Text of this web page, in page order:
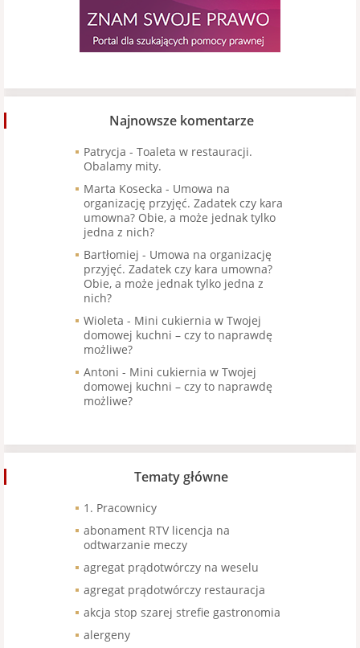
Najnowsze komentarze
Patrycja - Toaleta w restauracji.
Obalamy mity.
Marta Kosecka - Umowa na
organizację przyjęć. Zadatek czy kara
umowna? Obie, a może jednak tylko
jedna z nich?
Bartłomiej - Umowa na organizację
przyjęć. Zadatek czy kara umowna?
Obie, a może jednak tylko jedna z
nich?
Wioleta - Mini cukiernia w Twojej
domowej kuchni – czy to naprawdę
możliwe?
Antoni - Mini cukiernia w Twojej
domowej kuchni – czy to naprawdę
możliwe?
Tematy główne
1. Pracownicy
abonament RTV licencja na
odtwarzanie meczy
agregat prądotwórczy na weselu
agregat prądotwórczy restauracja
akcja stop szarej strefie gastronomia
alergeny